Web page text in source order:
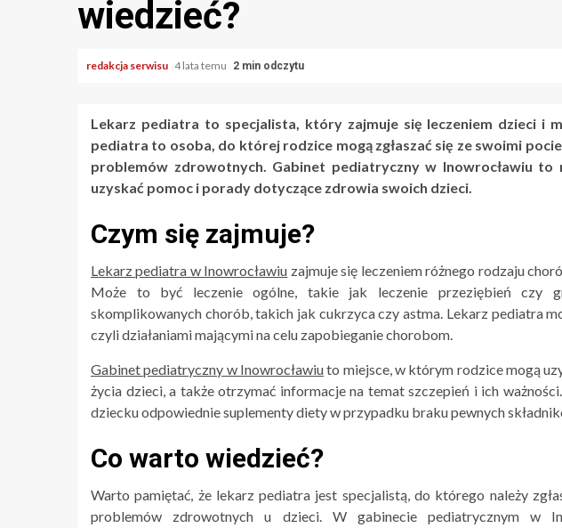
wiedzieć?
redakcja serwisu 4 lata temu 2 min odczytu
Lekarz pediatra to specjalista, który zajmuje się leczeniem dzieci i
pediatra to osoba, do której rodzice mogą zgłaszać się ze swoimi
problemów zdrowotnych. Gabinet pediatryczny w Inowrocławiu
uzyskać pomoc i porady dotyczące zdrowia swoich dzieci.
Czym się zajmuje?
Lekarz pediatra w Inowrocławiu zajmuje się leczeniem różnego rodzaju
Może to być leczenie ogólne, takie jak leczenie przeziębień czy
skomplikowanych chorób, takich jak cukrzyca czy astma. Lekarz pediatra
czyli działaniami mającymi na celu zapobieganie chorobom.
Gabinet pediatryczny w Inowrocławiuto miejsce, w którym rodzice mogą
życia dzieci, a także otrzymać informacje na temat szczepień i ich
dziecku odpowiednie suplementy diety w przypadku braku pewnych
Co warto wiedzieć?
Warto pamiętać, że lekarz pediatra jest specjalistą, do którego należy
problemów zdrowotnych u dzieci. W gabinecie pediatrycznym w